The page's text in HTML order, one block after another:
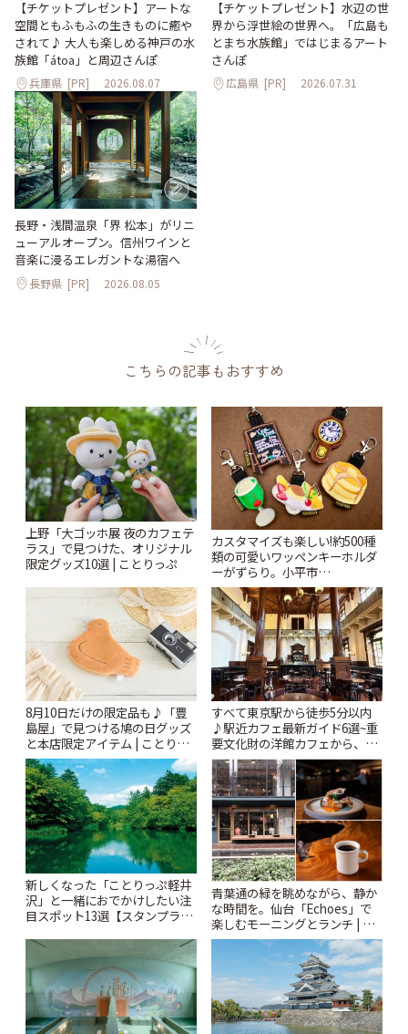
【チケットプレゼント】アートな
空間ともふもふの生きものに癒や
されて♪ 大人も楽しめる神戸の水
族館「átoa」と周辺さんぽ
兵庫県 [PR] 2026.08.07
【チケットプレゼント】水辺の世
界から浮世絵の世界へ。「広島も
とまち水族館」ではじまるアート
さんぽ
広島県 [PR] 2026.07.31
長野・浅間温泉「界 松本」がリニ
ューアルオープン。信州ワインと
音楽に浸るエレガントな湯宿へ
長野県 [PR] 2026.08.05
こちらの記事もおすすめ
上野「大ゴッホ展 夜のカフェテ
ラス」で見つけた、オリジナル
限定グッズ10選 | ことりっぷ
カスタマイズも楽しい!約500種
類の可愛いワッペンキーホルダ
ーがずらり。小平市
「Kimamaya T&K」 | ことりっ
ぷ
8月10日だけの限定品も♪「豊
島屋」で見つける鳩の日グッズ
と本店限定アイテム | ことりっ
ぷ
すべて東京駅から徒歩5分以内
♪駅近カフェ最新ガイド6選~重
要文化財の洋館カフェから、改
札すぐのレトロ喫茶まで~ | こと
りっぷ
新しくなった「ことりっぷ軽井
沢」と一緒におでかけしたい注
目スポット13選【スタンプラリ
青葉通の緑を眺めながら、静か
な時間を。仙台「Echoes」で
楽しむモーニングとランチ | こ
とりっぷ